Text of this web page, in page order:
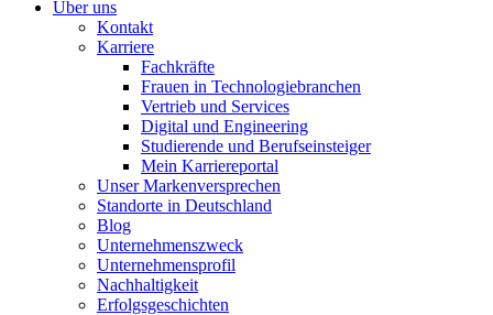
Über uns
Kontakt
Karriere
Fachkräfte
Frauen in Technologiebranchen
Vertrieb und Services
Digital und Engineering
Studierende und Berufseinsteiger
Mein Karriereportal
Unser Markenversprechen
Standorte in Deutschland
Blog
Unternehmenszweck
Unternehmensprofil
Nachhaltigkeit
Erfolgsgeschichten